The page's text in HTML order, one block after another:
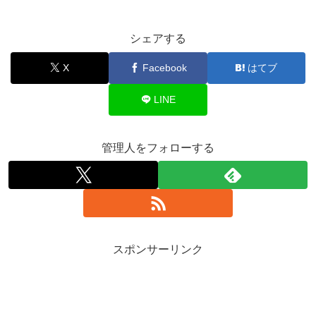
シェアする
X Facebook はてブ
LINE
管理人をフォローする
スポンサーリンク